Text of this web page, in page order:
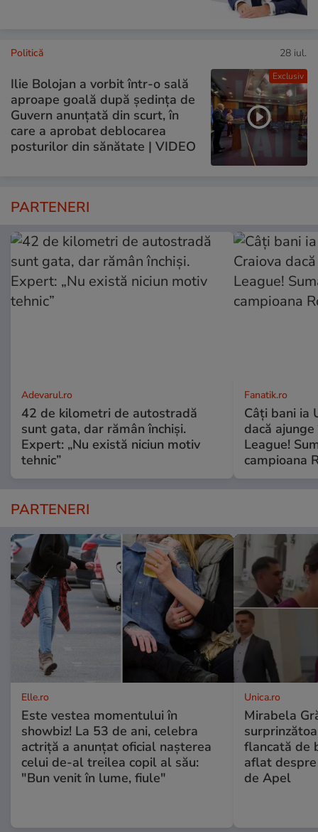
Exclusiv
Politică 28 iul.
Ilie Bolojan a vorbit într-o sală
aproape goală după ședința de
Guvern anunțată din scurt, în
care a aprobat deblocarea
posturilor din sănătate | VIDEO
PARTENERI
Adevarul.ro
42 de kilometri de autostradă
sunt gata, dar rămân închiși.
Expert: „Nu există niciun motiv
tehnic”
Fanatik.ro
Câți bani ia
dacă
League!
campioana
PARTENERI
Elle.ro
Este vestea momentului în
showbiz! La 53 de ani, celebra
actriță a anunțat oficial nașterea
celui de-al treilea copil al său:
"Bun venit în lume, fiule"
Unica.ro
Mirabela
flancată de
aflat
de Apel